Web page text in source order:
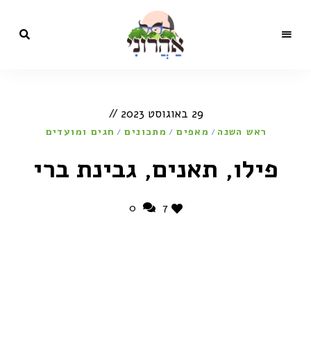
הקולינריה
של השף
אהרוני
טלוויזיה
של
ישראל
29 באוגוסט 2023
ראש השנה / מאפים / מתכונים / חגים ומועדים
פילו, תאנים, גבינת ברי
7